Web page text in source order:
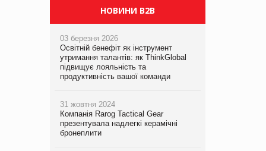
НОВИНИ B2B
03 березня 2026
Освітній бенефіт як інструмент
утримання талантів: як ThinkGlobal
підвищує лояльність та
продуктивність вашої команди
31 жовтня 2024
Компанія Rarog Tactical Gear
презентувала надлегкі керамічні
бронеплити